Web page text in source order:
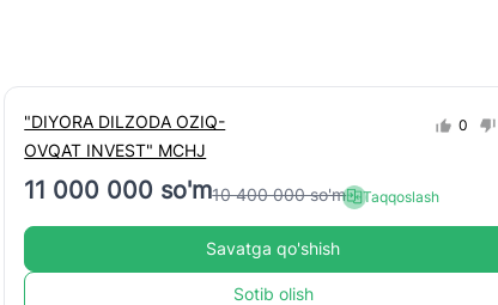
"DIYORA DILZODA OZIQ-
OVQAT INVEST" MCHJ
0
11 000 000 so'm10 400 000 so'm Taqqoslash
Savatga qo'shish
Sotib olish